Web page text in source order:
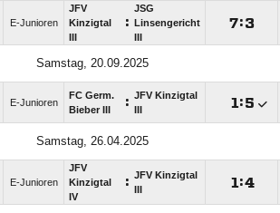
E-Junioren
JFV
Kinzigtal
:
JSG
Linsengericht
:
Samstag, 20.09.2025
E-Junioren
FC Germ.
Bieber III
: JFV Kinzigtal
:
Samstag, 26.04.2025
E-Junioren
JFV
Kinzigtal
IV
: JFV Kinzigtal
: